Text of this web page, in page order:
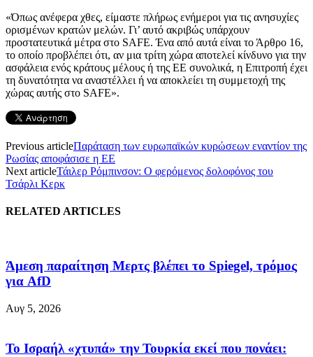
«Όπως ανέφερα χθες, είμαστε πλήρως ενήμεροι για τις ανησυχίες
ορισμένων κρατών μελών. Γι’ αυτό ακριβώς υπάρχουν
προστατευτικά μέτρα στο SAFE. Ένα από αυτά είναι το Άρθρο 16,
το οποίο προβλέπει ότι, αν μια τρίτη χώρα αποτελεί κίνδυνο για την
ασφάλεια ενός κράτους μέλους ή της ΕΕ συνολικά, η Επιτροπή έχει
τη δυνατότητα να αναστέλλει ή να αποκλείει τη συμμετοχή της
χώρας αυτής στο SAFE».
Previous articleΠαράταση των ευρωπαϊκών κυρώσεων εναντίον της
Ρωσίας αποφάσισε η ΕΕ
Next articleΤάιλερ Ρόμπινσον: Ο φερόμενος δολοφόνος του
Τσάρλι Κερκ
RELATED ARTICLES
Άμεση παραίτηση Mερτς βλέπει το Spiegel, τρόμος
για AfD
Αυγ 5, 2026
Το Ισραήλ «χτυπά» την Τουρκία εκεί που πονάει: